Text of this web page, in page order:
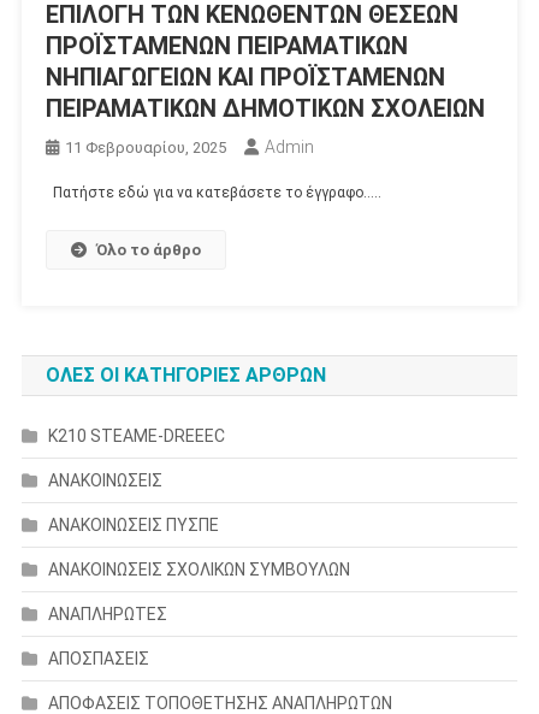
ΕΠΙΛΟΓΗ ΤΩΝ ΚΕΝΩΘΕΝΤΩΝ ΘΕΣΕΩΝ
ΠΡΟÏΣΤΑΜΕΝΩΝ ΠΕΙΡΑΜΑΤΙΚΩΝ
ΝΗΠΙΑΓΩΓΕΙΩΝ ΚΑΙ ΠΡΟÏΣΤΑΜΕΝΩΝ
ΠΕΙΡΑΜΑΤΙΚΩΝ ΔΗΜΟΤΙΚΩΝ ΣΧΟΛΕΙΩΝ
11 Φεβρουαρίου, 2025 Admin
Πατήστε εδώ για να κατεβάσετε το έγγραφο…..
Όλο το άρθρο
ΟΛΕΣ ΟΙ ΚΑΤΗΓΟΡΙΕΣ ΑΡΘΡΩΝ
K210 STEAME-DREEEC
ΑΝΑΚΟΙΝΩΣΕΙΣ
ΑΝΑΚΟΙΝΩΣΕΙΣ ΠΥΣΠΕ
ΑΝΑΚΟΙΝΩΣΕΙΣ ΣΧΟΛΙΚΩΝ ΣΥΜΒΟΥΛΩΝ
ΑΝΑΠΛΗΡΩΤΕΣ
ΑΠΟΣΠΑΣΕΙΣ
ΑΠΟΦΑΣΕΙΣ ΤΟΠΟΘΕΤΗΣΗΣ ΑΝΑΠΛΗΡΩΤΩΝ